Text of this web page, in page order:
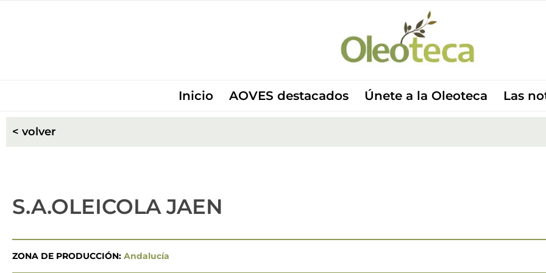
Inicio AOVES destacados Únete a la Oleoteca Las
< volver
S.A.OLEICOLA JAEN
ZONA DE PRODUCCIÓN: Andalucía